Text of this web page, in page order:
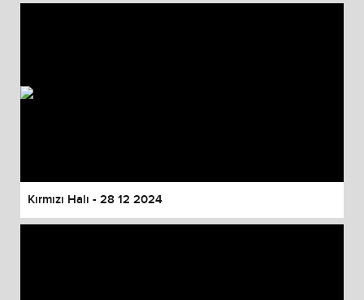
Kırmızı Halı - 28 12 2024